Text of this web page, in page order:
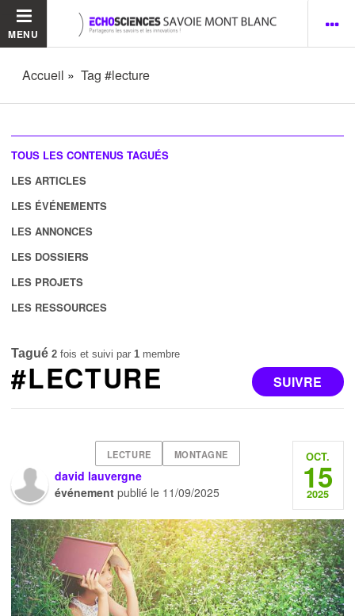
MENU
Accueil Tag #lecture
TOUS LES CONTENUS TAGUÉS
LES ARTICLES
LES ÉVÉNEMENTS
LES ANNONCES
LES DOSSIERS
LES PROJETS
LES RESSOURCES
Tagué 2 fois et suivi par 1 membre
SUIVRE
#LECTURE
LECTURE MONTAGNE
david lauvergne
événement publié le 11/09/2025
OCT.
15
2025